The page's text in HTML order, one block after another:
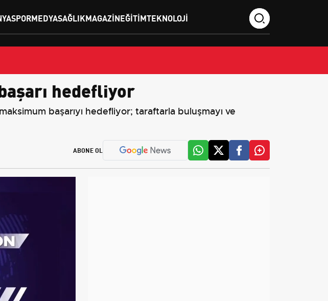
SPORMEDYASAĞLIKMAGAZINEĞITIMTEKNOLOJI
hedefliyor
başarıyı hedefliyor; taraftarla buluşmayı ve
ABONE OL